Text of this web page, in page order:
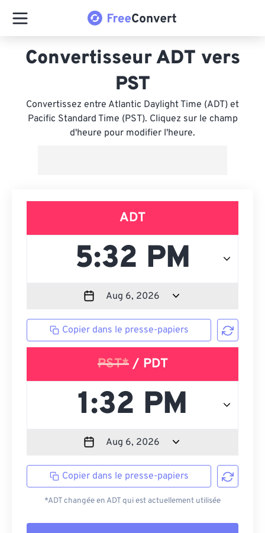
Convertisseur ADT vers
PST
Convertissez entre Atlantic Daylight Time (ADT) et
Pacific Standard Time (PST). Cliquez sur le champ
d'heure pour modifier l'heure.
ADT
Copier dans le presse-papiers
PST*/ PDT
Copier dans le presse-papiers
*ADT changée en ADT qui est actuellement utilisée